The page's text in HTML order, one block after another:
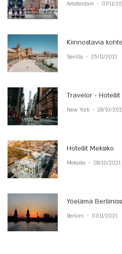
Amsterdam - 07/11/
Kiinnostavia
Sevilla - 25/11/2021
Travelor - Hotellit
New York - 28/10/
Hotellit Meksiko
Meksiko - 08/10/2021
Yöelämä
Berliini - 07/11/2021